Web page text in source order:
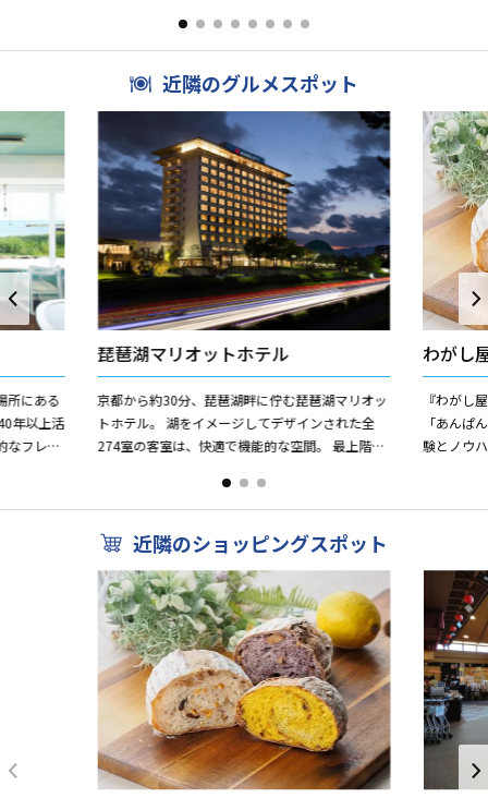
のみこと）は、...
近隣のグルメスポット
所にある
年以上活
なフレン
琵琶湖マリオットホテル
京都から約30分、琵琶湖畔に佇む琵琶湖マリオッ
トホテル。 湖をイメージしてデザインされた全
274室の客室は、快適で機能的な空間。 最上階の
わがし
『わがし
「あんぱ
験とノウ
近隣のショッピングスポット